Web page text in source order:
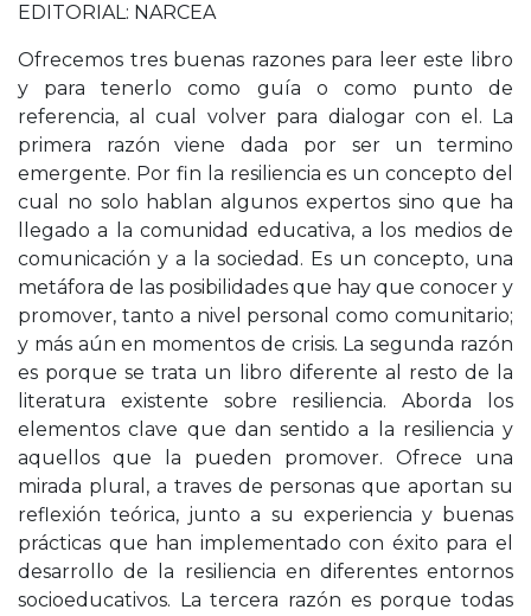
EDITORIAL: NARCEA
Ofrecemos tres buenas razones para leer este libro
y para tenerlo como guía o como punto de
referencia, al cual volver para dialogar con el. La
primera razón viene dada por ser un termino
emergente. Por fin la resiliencia es un concepto del
cual no solo hablan algunos expertos sino que ha
llegado a la comunidad educativa, a los medios de
comunicación y a la sociedad. Es un concepto, una
metáfora de las posibilidades que hay que conocer y
promover, tanto a nivel personal como comunitario;
y más aún en momentos de crisis. La segunda razón
es porque se trata un libro diferente al resto de la
literatura existente sobre resiliencia. Aborda los
elementos clave que dan sentido a la resiliencia y
aquellos que la pueden promover. Ofrece una
mirada plural, a traves de personas que aportan su
reflexión teórica, junto a su experiencia y buenas
prácticas que han implementado con éxito para el
desarrollo de la resiliencia en diferentes entornos
socioeducativos. La tercera razón es porque todas